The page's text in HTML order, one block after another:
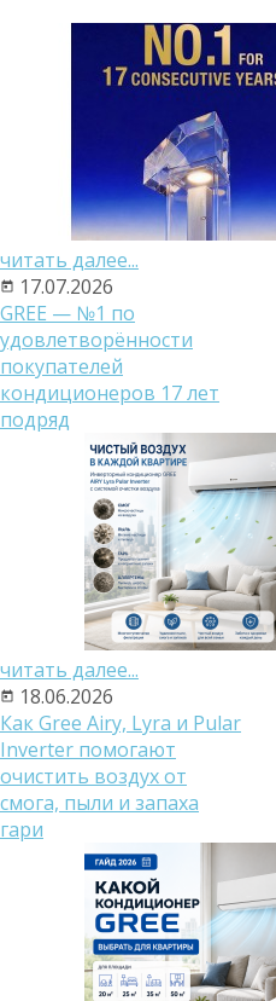
читать далее...
17.07.2026
GREE — №1 по
удовлетворённости
покупателей
кондиционеров 17 лет
подряд
читать далее...
18.06.2026
Как Gree Airy, Lyra и Pular
Inverter помогают
очистить воздух от
смога, пыли и запаха
гари